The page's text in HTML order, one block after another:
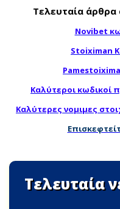
Τελευταία άρθρα
Novibet
Stoiximan
Καλύτεροι κωδικοί
Καλύτερες νομιμες
Τελευταία